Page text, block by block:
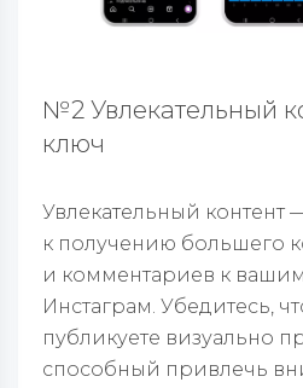
№2 Увлекательный
ключ
Увлекательный контент
к получению большего
и комментариев к
Инстаграм. Убедитесь,
публикуете визуально
способный привлечь